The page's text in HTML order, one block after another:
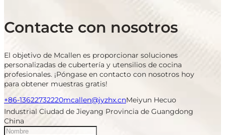
Contacte con nosotros
El objetivo de Mcallen es proporcionar soluciones
personalizadas de cubertería y utensilios de cocina
profesionales. ¡Póngase en contacto con nosotros hoy
para obtener muestras gratis!
+86-13622732220mcallen@jyzhx.cnMeiyun Hecuo
Industrial Ciudad de Jieyang Provincia de Guangdong
China